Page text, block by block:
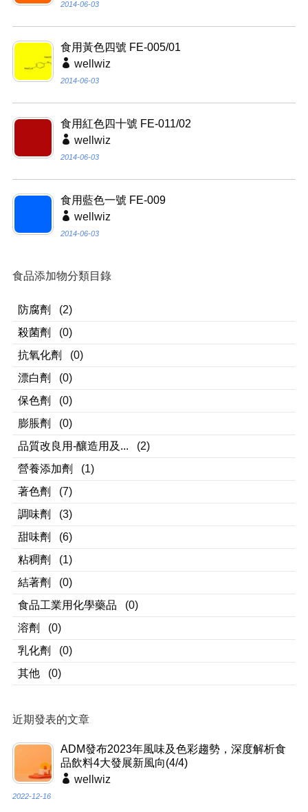
2014-06-03
食用黃色四號 FE-005/01
wellwiz
2014-06-03
食用紅色四十號 FE-011/02
wellwiz
2014-06-03
食用藍色一號 FE-009
wellwiz
2014-06-03
食品添加物分類目錄
防腐劑
(2)
殺菌劑
(0)
抗氧化劑
(0)
漂白劑
(0)
保色劑
(0)
膨脹劑
(0)
品質改良用-釀造用及...
(2)
營養添加劑
(1)
著色劑
(7)
調味劑
(3)
甜味劑
(6)
粘稠劑
(1)
結著劑
(0)
食品工業用化學藥品
(0)
溶劑
(0)
乳化劑
(0)
其他
(0)
近期發表的文章
ADM發布2023年風味及色彩趨勢，深度解析食
品飲料4大發展新風向(4/4)
wellwiz
2022-12-16